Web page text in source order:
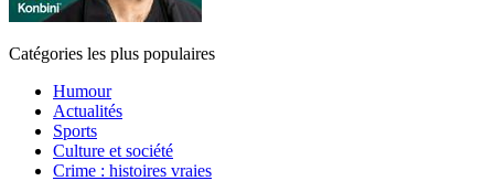
Catégories les plus populaires
Humour
Actualités
Sports
Culture et société
Crime : histoires vraies